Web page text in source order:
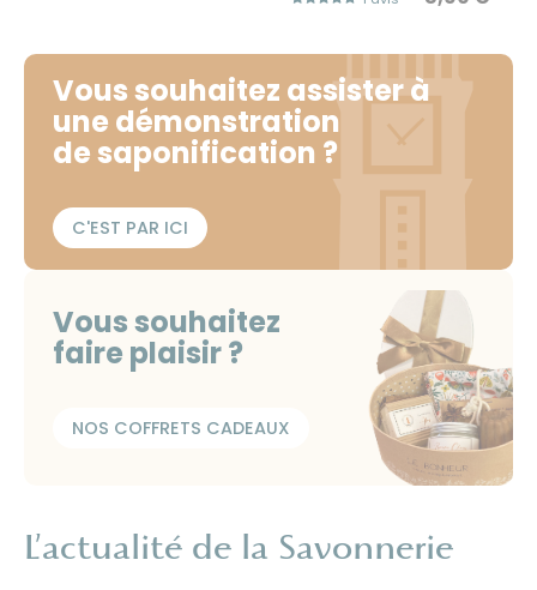
Vous souhaitez assister à
une démonstration
de saponification ?
C'EST PAR ICI
Vous souhaitez
faire plaisir ?
NOS COFFRETS CADEAUX
L’actualité de la Savonnerie